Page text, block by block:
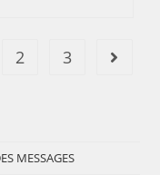
2 3 Aller à
MESSAGES